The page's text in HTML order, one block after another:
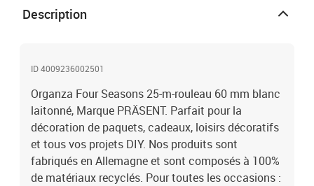
Description
ID 4009236002501
Organza Four Seasons 25-m-rouleau 60 mm blanc
laitonné, Marque PRÄSENT. Parfait pour la
décoration de paquets, cadeaux, loisirs décoratifs
et tous vos projets DIY. Nos produits sont
fabriqués en Allemagne et sont composés à 100%
de matériaux recyclés. Pour toutes les occasions :